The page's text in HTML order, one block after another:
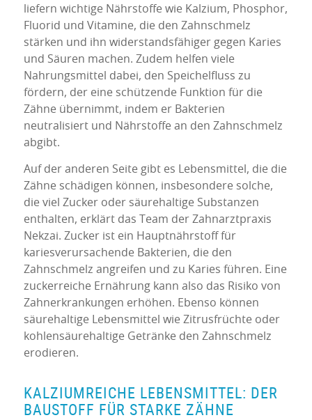
liefern wichtige Nährstoffe wie Kalzium, Phosphor,
Fluorid und Vitamine, die den Zahnschmelz
stärken und ihn widerstandsfähiger gegen Karies
und Säuren machen. Zudem helfen viele
Nahrungsmittel dabei, den Speichelfluss zu
fördern, der eine schützende Funktion für die
Zähne übernimmt, indem er Bakterien
neutralisiert und Nährstoffe an den Zahnschmelz
abgibt.
Auf der anderen Seite gibt es Lebensmittel, die die
Zähne schädigen können, insbesondere solche,
die viel Zucker oder säurehaltige Substanzen
enthalten, erklärt das Team der Zahnarztpraxis
Nekzai. Zucker ist ein Hauptnährstoff für
kariesverursachende Bakterien, die den
Zahnschmelz angreifen und zu Karies führen. Eine
zuckerreiche Ernährung kann also das Risiko von
Zahnerkrankungen erhöhen. Ebenso können
säurehaltige Lebensmittel wie Zitrusfrüchte oder
kohlensäurehaltige Getränke den Zahnschmelz
erodieren.
KALZIUMREICHE LEBENSMITTEL: DER
BAUSTOFF FÜR STARKE ZÄHNE